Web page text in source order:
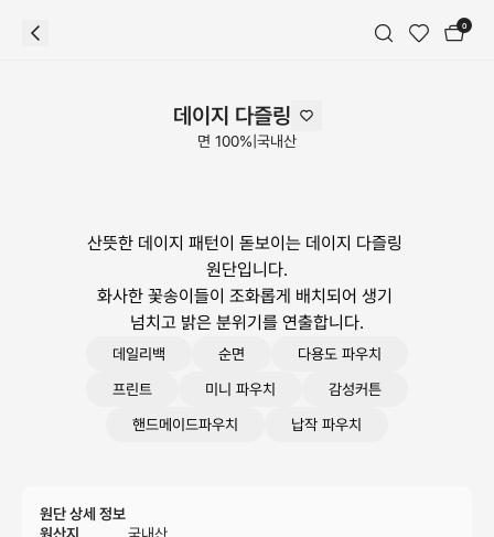
0
데이지 다즐링
면 100% 국내산
산뜻한 데이지 패턴이 돋보이는 데이지 다즐링
원단입니다.
화사한 꽃송이들이 조화롭게 배치되어 생기
넘치고 밝은 분위기를 연출합니다.
데일리백 순면
다용도 파우치
프린트
미니 파우치
감성커튼
핸드메이드파우치
납작 파우치
원단 상세 정보